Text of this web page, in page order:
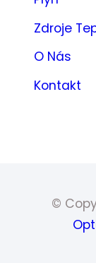
Zdroje
O Nás
Kontakt
©